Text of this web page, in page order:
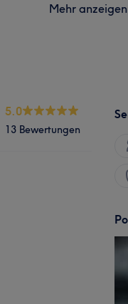
Mehr
5.0
13 Bewertungen